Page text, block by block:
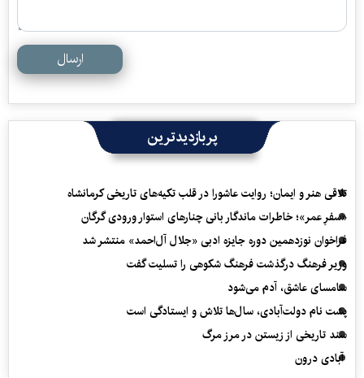
ارسال
پربازدیدترین
تلاقی هنر و ایمان؛ روایت عاشورا در قلب تکیه‌های تاریخی کرمانشاه
«سفرِ عمر»؛ خاطرات ماندگار بانی چنارهای استوار ورودی گرگان
فراخوان نوزدهمین دوره جایزه ادبی «جلال آل‌احمد» منتشر شد
وزیر فرهنگ درگذشت فرهنگ شکوهی را تسلیت گفت
سامسای عاشق، آدم می‌شود
پشت نام دولت‌آبادی، سال‌ها تلاش و ایستادگی است
سند تاریخی از زیستن در مرز مرگ
آبادی درون